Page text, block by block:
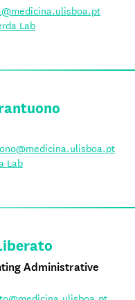
Lab
Lab
Administrative